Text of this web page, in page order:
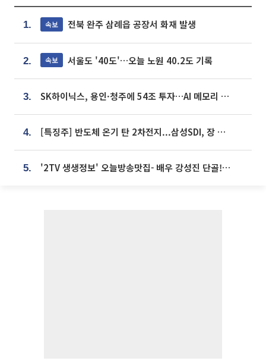
1. 속보 전북 완주 삼례읍 공장서 화재 발생
2. 속보 서울도 '40도'…오늘 노원 40.2도 기록
3. SK하이닉스, 용인·청주에 54조 투자…AI 메모리 생산기지 키운다
4. [특징주] 반도체 온기 탄 2차전지...삼성SDI, 장 초반 7% 넘게 껑충
5. '2TV 생생정보' 오늘방송맛집- 배우 강성진 단골! 쌀국수ㆍ푸팟퐁 커리 맛집 '블○○○'